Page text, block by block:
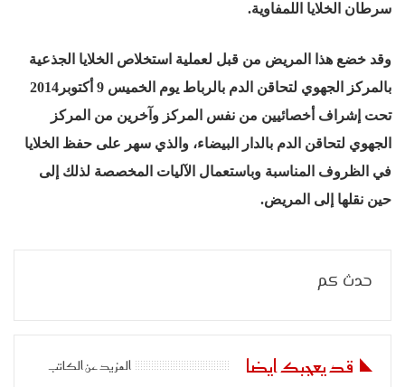
سرطان الخلايا اللمفاوية.
وقد خضع هذا المريض من قبل لعملية استخلاص الخلايا الجذعية
بالمركز الجهوي لتحاقن الدم بالرباط يوم الخميس 9 أكتوبر2014
تحت إشراف أخصائيين من نفس المركز وآخرين من المركز
الجهوي لتحاقن الدم بالدار البيضاء، والذي سهر على حفظ الخلايا
في الظروف المناسبة وباستعمال الآليات المخصصة لذلك إلى
حين نقلها إلى المريض.
حدث كم
قد يعجبك ايضا المزيد عن الكاتب